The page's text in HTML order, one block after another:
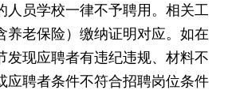
人员学校一律不予聘用。相关工
养老保险）缴纳证明对应。如在
发现应聘者有违纪违规、材料不
应聘者条件不符合招聘岗位条件